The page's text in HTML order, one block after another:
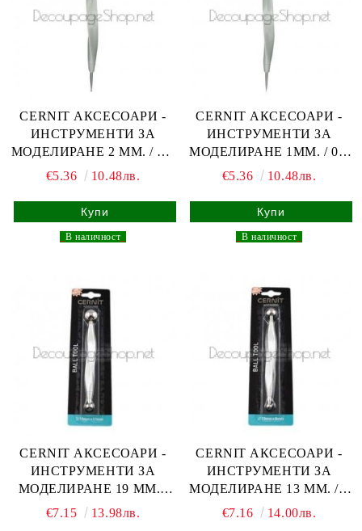
CERNIT АКСЕСОАРИ -
ИНСТРУМЕНТИ ЗА
МОДЕЛИРАНЕ 2 ММ. / 1,5
ММ
€5.36 10.48лв.
В наличност
CERNIT АКСЕСОАРИ -
ИНСТРУМЕНТИ ЗА
МОДЕЛИРАНЕ 1ММ. / 0,5
ММ
€5.36 10.48лв.
В наличност
CERNIT АКСЕСОАРИ -
ИНСТРУМЕНТИ ЗА
МОДЕЛИРАНЕ 19 ММ. /
11 ММ.
€7.15 13.98лв.
CERNIT АКСЕСОАРИ -
ИНСТРУМЕНТИ ЗА
МОДЕЛИРАНЕ 13 ММ. / 8
ММ
€7.16 14.00лв.